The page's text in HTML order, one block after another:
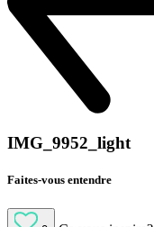
IMG_9952_light
Faites-vous entendre